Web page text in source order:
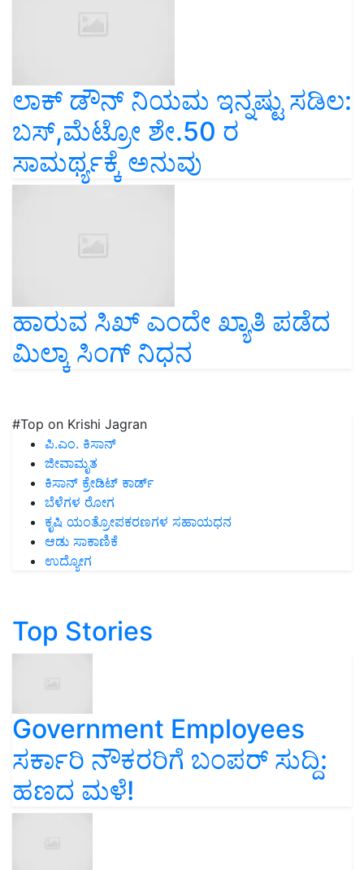
ಲಾಕ್ ಡೌನ್ ನಿಯಮ‌ ಇನ್ನಷ್ಟು ಸಡಿಲ:
ಬಸ್,ಮೆಟ್ರೋ ಶೇ.50 ರ
ಸಾಮರ್ಥ್ಯಕ್ಕೆ ಅನುವು
ಹಾರುವ ಸಿಖ್ ಎಂದೇ ಖ್ಯಾತಿ ಪಡೆದ
ಮಿಲ್ಕಾ ಸಿಂಗ್ ನಿಧನ
#Top on Krishi Jagran
ಪಿ.ಎಂ. ಕಿಸಾನ್
ಜೀವಾಮೃತ
ಕಿಸಾನ್ ಕ್ರೇಡಿಟ್ ಕಾರ್ಡ್
ಬೆಳೆಗಳ ರೋಗ
ಕೃಷಿ ಯಂತ್ರೋಪಕರಣಗಳ ಸಹಾಯಧನ
ಆಡು ಸಾಕಾಣಿಕೆ
ಉದ್ಯೋಗ
Top Stories
Government Employees
ಸರ್ಕಾರಿ ನೌಕರರಿಗೆ ಬಂಪರ್‌ ಸುದ್ದಿ:
ಹಣದ ಮಳೆ!